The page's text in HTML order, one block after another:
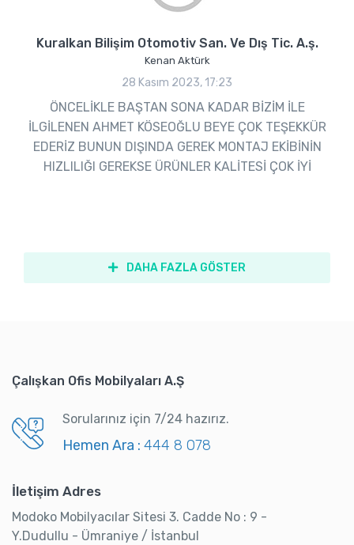
Kuralkan Bilişim Otomotiv San. Ve Dış Tic. A.ş.
Kenan Aktürk
28 Kasım 2023, 17:23
ÖNCELİKLE BAŞTAN SONA KADAR BİZİM İLE
İLGİLENEN AHMET KÖSEOĞLU BEYE ÇOK TEŞEKKÜR
EDERİZ BUNUN DIŞINDA GEREK MONTAJ EKİBİNİN
HIZLILIĞI GEREKSE ÜRÜNLER KALİTESİ ÇOK İYİ
DAHA FAZLA GÖSTER
Çalışkan Ofis Mobilyaları A.Ş
Sorularınız için 7/24 hazırız.
Hemen Ara : 444 8 078
İletişim Adres
Modoko Mobilyacılar Sitesi 3. Cadde No : 9 -
Y.Dudullu - Ümraniye / İstanbul